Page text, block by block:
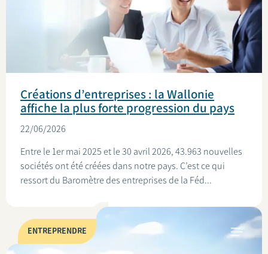
Créations d’entreprises : la Wallonie
affiche la plus forte progression du pays
22/06/2026
Entre le 1er mai 2025 et le 30 avril 2026, 43.963 nouvelles
sociétés ont été créées dans notre pays. C’est ce qui
ressort du Baromètre des entreprises de la Féd...
ENTREPRENDRE